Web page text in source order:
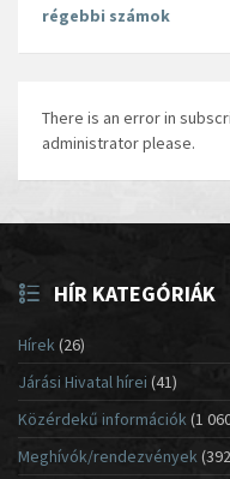
régebbi számok
There is an error in
administrator please.
HÍR KATEGÓRIÁK
Hírek(26)
Járási Hivatal hírei (41)
Közérdekű információk(1
Meghívók/rendezvények